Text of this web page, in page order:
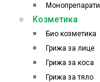
Монопрепарати
Козметика
Био козметика
Грижа за лице
Грижа за коса
Грижа за тяло